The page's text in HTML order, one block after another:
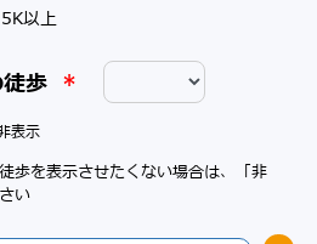
5K以上
歩 *
表示
歩を表示させたくない場合は、「非
い